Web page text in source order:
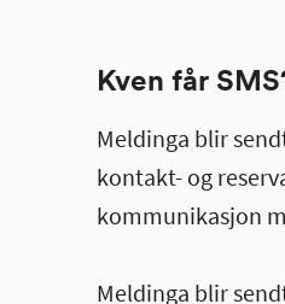
Kven får
Meldinga blir
kontakt- og
kommunikasjon
Meldinga blir